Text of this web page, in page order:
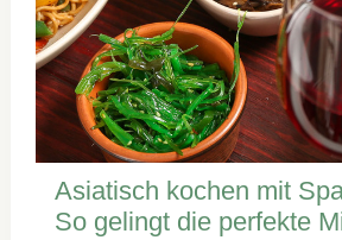
Asiatisch kochen mit
So gelingt die perfekte